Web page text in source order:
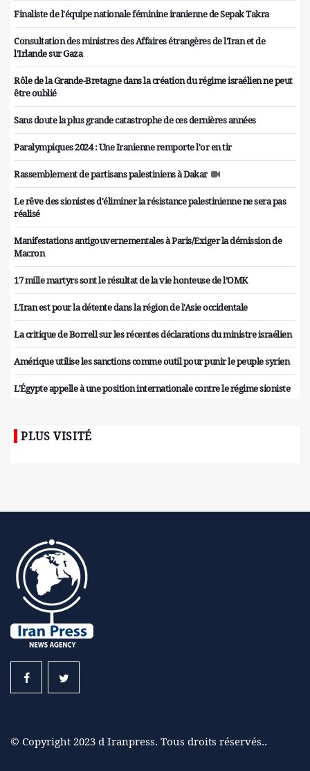
Finaliste de l'équipe nationale féminine iranienne de Sepak Takra
Consultation des ministres des Affaires étrangères de l'Iran et de
l'Irlande sur Gaza
Rôle de la Grande-Bretagne dans la création du régime israélien ne peut
être oublié
Sans doute la plus grande catastrophe de ces dernières années
Paralympiques 2024 : Une Iranienne remporte l'or en tir
Rassemblement de partisans palestiniens à Dakar
Le rêve des sionistes d'éliminer la résistance palestinienne ne sera pas
réalisé
Manifestations antigouvernementales à Paris/Exiger la démission de
Macron
17 mille martyrs sont le résultat de la vie honteuse de l’OMK
L'Iran est pour la détente dans la région de l'Asie occidentale
La critique de Borrell sur les récentes déclarations du ministre israélien
Amérique utilise les sanctions comme outil pour punir le peuple syrien
L'Égypte appelle à une position internationale contre le régime sioniste
PLUS VISITÉ
© Copyright 2023 d Iranpress. Tous droits réservés..